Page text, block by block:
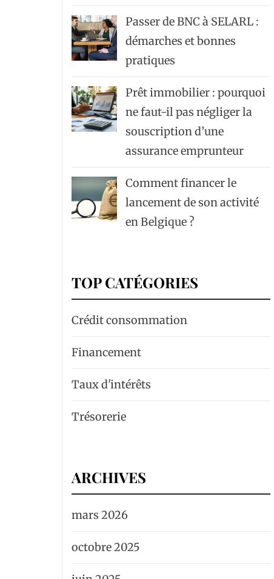
Passer de BNC à SELARL :
démarches et bonnes
pratiques
Prêt immobilier : pourquoi
ne faut-il pas négliger la
souscription d’une
assurance emprunteur
Comment financer le
lancement de son activité
en Belgique ?
TOP CATÉGORIES
Crédit consommation
Financement
Taux d'intérêts
Trésorerie
ARCHIVES
mars 2026
octobre 2025